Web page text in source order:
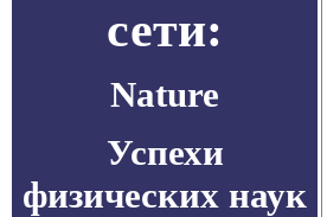
сети:
Nature
Успехи
физических наук